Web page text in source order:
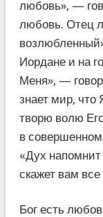
любовь», —
любовь. Отец
Иордане и на
Меня», —
знает мир,
творю волю
в
«Дух
скажет вам
Бог есть